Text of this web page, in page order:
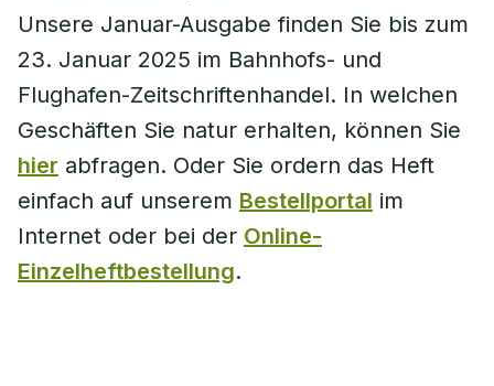
Unsere Januar-Ausgabe finden Sie bis zum
23. Januar 2025 im Bahnhofs- und
Flughafen-Zeitschriftenhandel. In welchen
Geschäften Sie natur erhalten, können Sie
hier abfragen. Oder Sie ordern das Heft
einfach auf unserem Bestellportal im
Internet oder bei der Online-
Einzelheftbestellung.